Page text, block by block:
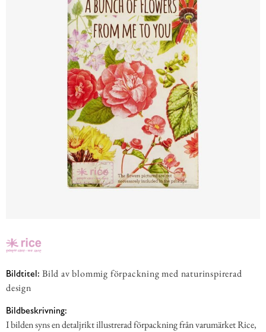
Bildtitel: Bild av blommig förpackning med naturinspirerad
design
Bildbeskrivning:
I bilden syns en detaljrikt illustrerad förpackning från varumärket Rice,